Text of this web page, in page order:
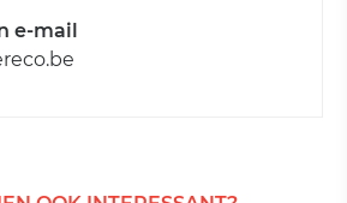
e-mail